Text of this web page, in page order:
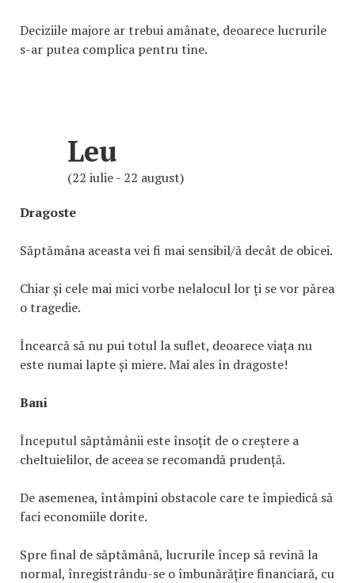
Deciziile majore ar trebui amânate, deoarece lucrurile
s-ar putea complica pentru tine.
Leu
(22 iulie - 22 august)
Dragoste
Săptămâna aceasta vei fi mai sensibil/ă decât de obicei.
Chiar și cele mai mici vorbe nelalocul lor ți se vor părea
o tragedie.
Încearcă să nu pui totul la suflet, deoarece viața nu
este numai lapte și miere. Mai ales în dragoste!
Bani
Începutul săptămânii este însoțit de o creștere a
cheltuielilor, de aceea se recomandă prudență.
De asemenea, întâmpini obstacole care te împiedică să
faci economiile dorite.
Spre final de săptămână, lucrurile încep să revină la
normal, înregistrându-se o îmbunărățire financiară, cu